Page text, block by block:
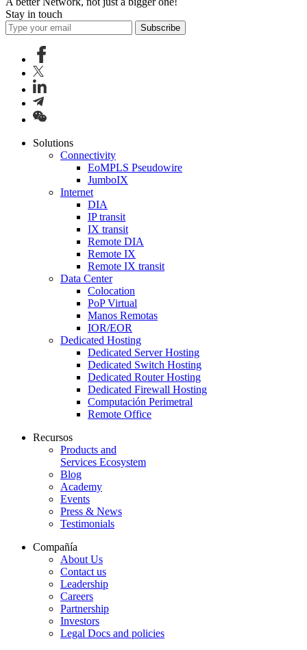
Stay in touch
Subscribe
Solutions
Connectivity
EoMPLS Pseudowire
JumboIX
Internet
DIA
IP transit
IX transit
Remote DIA
Remote IX
Remote IX transit
Data Center
Colocation
PoP Virtual
Manos Remotas
IOR/EOR
Dedicated Hosting
Dedicated Server Hosting
Dedicated Switch Hosting
Dedicated Router Hosting
Dedicated Firewall Hosting
Computación Perimetral
Remote Office
Recursos
Products and
Services Ecosystem
Blog
Academy
Events
Press & News
Testimonials
Compañía
About Us
Contact us
Leadership
Careers
Partnership
Investors
Legal Docs and policies